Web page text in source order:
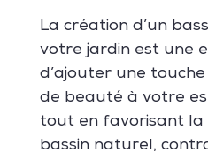
La création d’un
votre jardin est une
d’ajouter une
de beauté à votre
tout en favorisant la
bassin naturel,